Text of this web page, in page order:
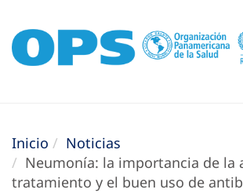
Inicio
Noticias
Neumonía: la importancia de la
tratamiento y el buen uso de